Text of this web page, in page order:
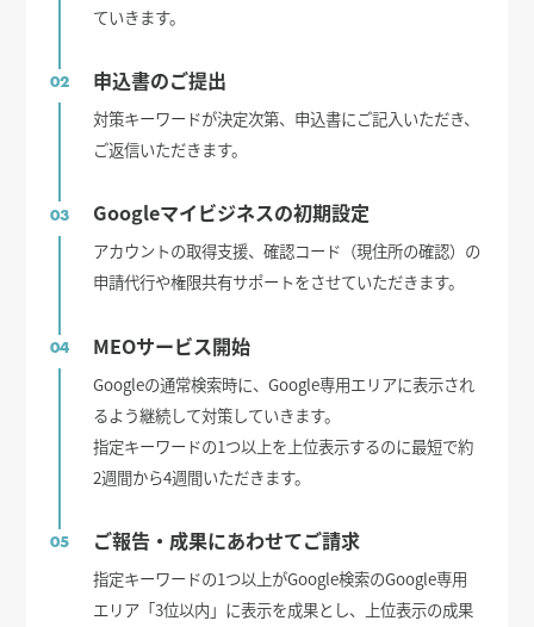
ていきます。
02 申込書のご提出
対策キーワードが決定次第、申込書にご記入いただき、
ご返信いただきます。
03 Googleマイビジネスの初期設定
アカウントの取得支援、確認コード（現住所の確認）の
申請代行や権限共有サポートをさせていただきます。
04 MEOサービス開始
Googleの通常検索時に、Google専用エリアに表示され
るよう継続して対策していきます。
指定キーワードの1つ以上を上位表示するのに最短で約
2週間から4週間いただきます。
05 ご報告・成果にあわせてご請求
指定キーワードの1つ以上がGoogle検索のGoogle専用
エリア「3位以内」に表示を成果とし、上位表示の成果